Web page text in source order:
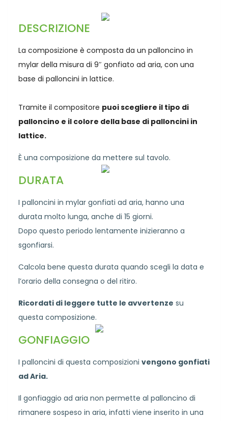
DESCRIZIONE
La composizione è composta da un palloncino in
mylar della misura di 9″ gonfiato ad aria, con una
base di palloncini in lattice.
Tramite il compositore puoi scegliere il tipo di
palloncino e il colore della base di palloncini in
lattice.
È una composizione da mettere sul tavolo.
DURATA
I palloncini in mylar gonfiati ad aria, hanno una
durata molto lunga, anche di 15 giorni.
Dopo questo periodo lentamente inizieranno a
sgonfiarsi.
Calcola bene questa durata quando scegli la data e
l’orario della consegna o del ritiro.
Ricordati di leggere tutte le avvertenze su
questa composizione.
GONFIAGGIO
I palloncini di questa composizioni vengono gonfiati
ad Aria.
Il gonfiaggio ad aria non permette al palloncino di
rimanere sospeso in aria, infatti viene inserito in una